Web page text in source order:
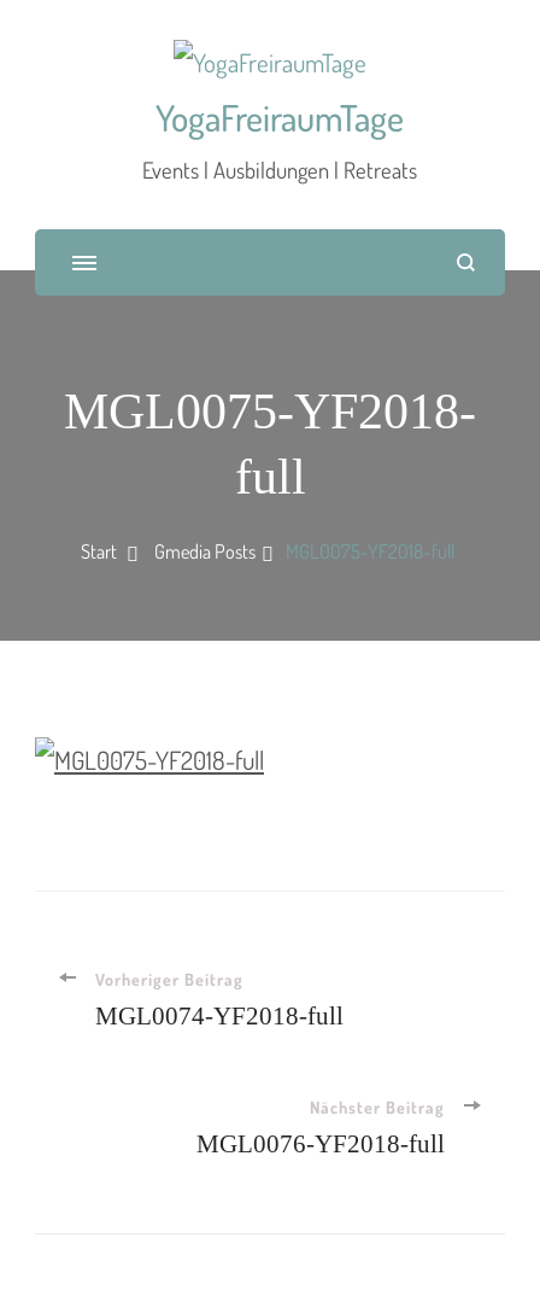
YogaFreiraumTage
Events | Ausbildungen | Retreats
MGL0075-YF2018-
full
Start Gmedia Posts MGL0075-YF2018-full
Vorheriger Beitrag
MGL0074-YF2018-full
Nächster Beitrag
MGL0076-YF2018-full